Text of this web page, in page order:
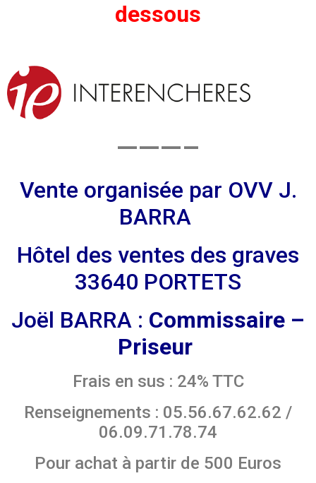
dessous
———–
Vente organisée par OVV J.
BARRA
Hôtel des ventes des graves
33640 PORTETS
Joël BARRA : Commissaire –
Priseur
Frais en sus : 24% TTC
Renseignements : 05.56.67.62.62 /
06.09.71.78.74
Pour achat à partir de 500 Euros